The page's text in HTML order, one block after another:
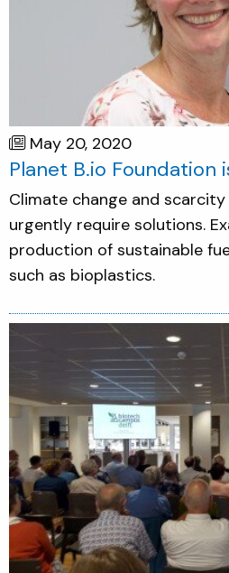
May 20, 2020
Planet B.io Foundation
Climate change and
urgently require solutions.
production of sustainable
such as bioplastics.